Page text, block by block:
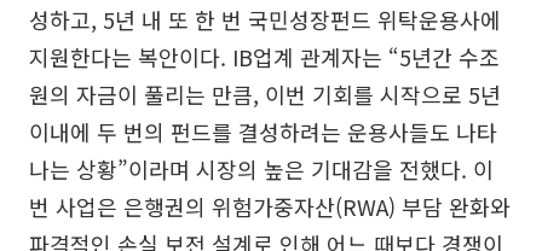
성하고, 5년 내 또 한 번 국민성장펀드 위탁운용사에
지원한다는 복안이다. IB업계 관계자는 “5년간 수조
원의 자금이 풀리는 만큼, 이번 기회를 시작으로 5년
이내에 두 번의 펀드를 결성하려는 운용사들도 나타
나는 상황”이라며 시장의 높은 기대감을 전했다. 이
번 사업은 은행권의 위험가중자산(RWA) 부담 완화와
파격적인 손실 보전 설계로 인해 어느 때보다 경쟁이